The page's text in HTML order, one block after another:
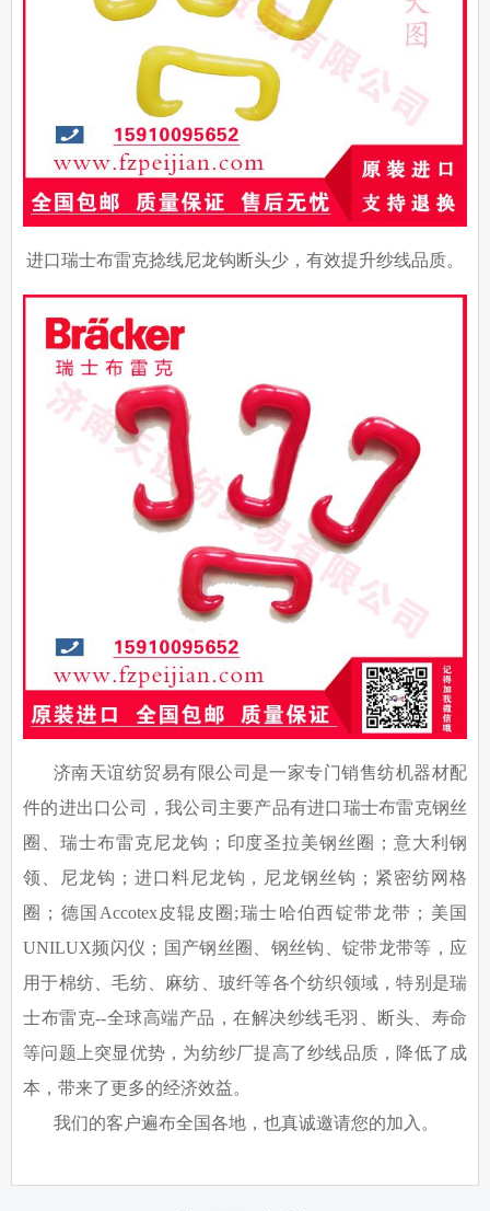
进口瑞士布雷克捻线尼龙钩断头少，有效提升纱线品质。
济南天谊纺贸易有限公司是一家专门销售纺机器材配
件的进出口公司，我公司主要产品有进口瑞士布雷克钢丝
圈、瑞士布雷克尼龙钩；印度圣拉美钢丝圈；意大利钢
领、尼龙钩；进口料尼龙钩，尼龙钢丝钩；紧密纺网格
圈；德国 Accotex皮辊皮圈 ;瑞士哈伯西锭带龙带；美国
UNILUX频闪仪；国产钢丝圈、钢丝钩、锭带龙带等，应
用于棉纺、毛纺、麻纺、玻纤等各个纺织领域，特别是瑞
士布雷克--全球高端产品，在解决纱线毛羽、断头、寿命
等问题上突显优势，为纺纱厂提高了纱线品质，降低了成
本，带来了更多的经济效益。
我们的客户遍布全国各地，也真诚邀请您的加入。